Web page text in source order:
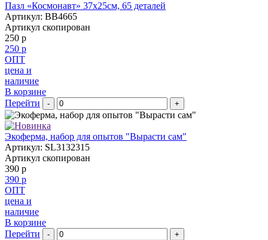
Пазл «Космонавт» 37х25см, 65 деталей
Артикул: BB4665
Артикул скопирован
250 р
250 р
ОПТ
цена и
наличие
В корзине
Перейти
- +
Экоферма, набор для опытов "Вырасти сам"
Артикул: SL3132315
Артикул скопирован
390 р
390 р
ОПТ
цена и
наличие
В корзине
Перейти
- +